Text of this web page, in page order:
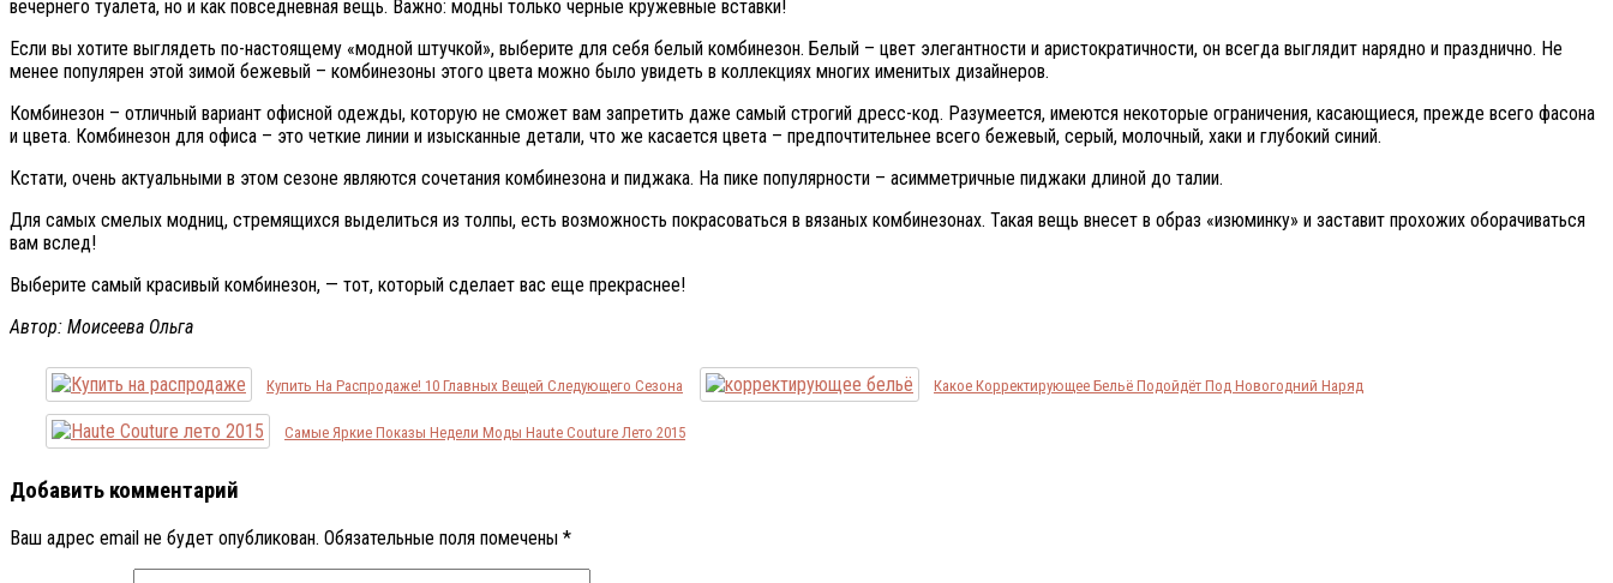
вечернего туалета, но и как повседневная вещь. Важно: модны только черные кружевные вставки!
Если вы хотите выглядеть по-настоящему «модной штучкой», выберите для себя белый комбинезон. Белый – цвет элегантности и аристократичности, он всегда выглядит нарядно и празднично. Не
менее популярен этой зимой бежевый – комбинезоны этого цвета можно было увидеть в коллекциях многих именитых дизайнеров.
Комбинезон – отличный вариант офисной одежды, которую не сможет вам запретить даже самый строгий дресс-код. Разумеется, имеются некоторые ограничения, касающиеся, прежде всего фасона
и цвета. Комбинезон для офиса – это четкие линии и изысканные детали, что же касается цвета – предпочтительнее всего бежевый, серый, молочный, хаки и глубокий синий.
Кстати, очень актуальными в этом сезоне являются сочетания комбинезона и пиджака. На пике популярности – асимметричные пиджаки длиной до талии.
Для самых смелых модниц, стремящихся выделиться из толпы, есть возможность покрасоваться в вязаных комбинезонах. Такая вещь внесет в образ «изюминку» и заставит прохожих оборачиваться
вам вслед!
Выберите самый красивый комбинезон, — тот, который сделает вас еще прекраснее!
Автор: Моисеева Ольга
Купить На Распродаже! 10 Главных Вещей Следующего Сезона Какое Корректирующее Бельё Подойдёт Под Новогодний Наряд
Самые Яркие Показы Недели Моды Haute Couture Лето 2015
Добавить комментарий
Ваш адрес email не будет опубликован. Обязательные поля помечены *